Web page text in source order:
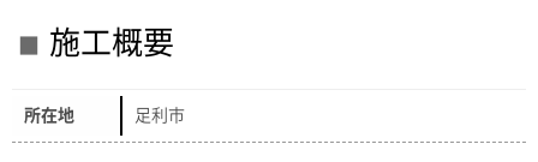
施工概要
所在地 足利市